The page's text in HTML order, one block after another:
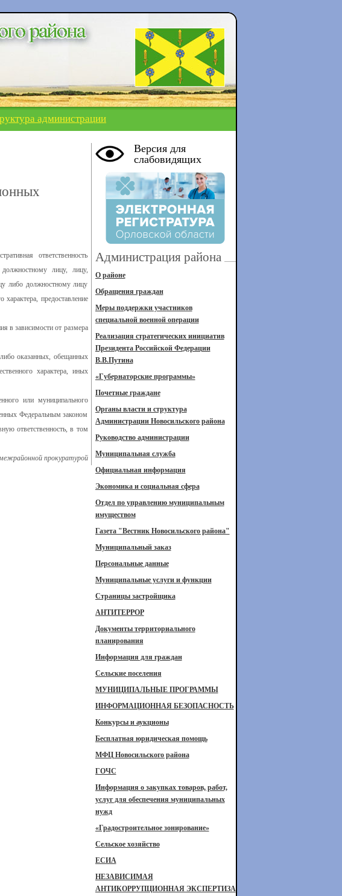
администрации
ответственность
лицу, лицу,
либо должностному лицу
предоставление
в зависимости от размера
оказанных, обещанных
характера, иных
или муниципального
Федеральным законом
ответственность, в том
прокуратурой
Версия для
слабовидящих
Администрация района
О районе
Обращения граждан
Меры поддержки участников
специальной военной операции
Реализация стратегических инициатив
Президента Российской Федерации
В.В.Путина
«Губернаторские программы»
Почетные граждане
Органы власти и структура
Администрации Новосильского района
Руководство администрации
Муниципальная служба
Официальная информация
Экономика и социальная сфера
Отдел по управлению муниципальным
имуществом
Газета "Вестник Новосильского района"
Муниципальный заказ
Персональные данные
Муниципальные услуги и функции
Страницы застройщика
АНТИТЕРРОР
Документы территориального
планирования
Информация для граждан
Сельские поселения
МУНИЦИПАЛЬНЫЕ ПРОГРАММЫ
ИНФОРМАЦИОННАЯ БЕЗОПАСНОСТЬ
Конкурсы и аукционы
Бесплатная юридическая помощь
МФЦ Новосильского района
ГОЧС
Информация о закупках товаров, работ,
услуг для обеспечения муниципальных
нужд
«Градостроительное зонирование»
Сельское хозяйство
ЕСИА
НЕЗАВИСИМАЯ
АНТИКОРРУПЦИОННАЯ ЭКСПЕРТИЗА